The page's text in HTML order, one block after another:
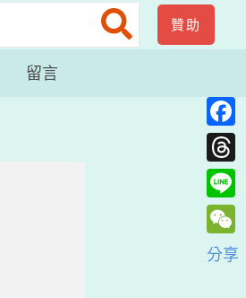
贊助
留言
Line
分享